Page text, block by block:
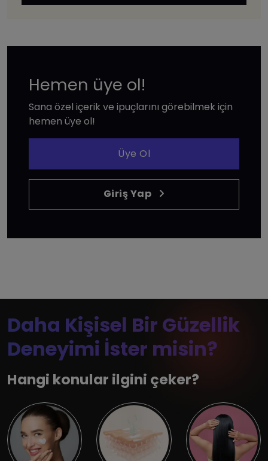
Hemen üye ol!
Sana özel içerik ve ipuçlarını görebilmek için
hemen üye ol!
Üye Ol
Giriş Yap
Daha Kişisel Bir Güzellik
Deneyimi İster misin?
Hangi konular ilgini çeker?